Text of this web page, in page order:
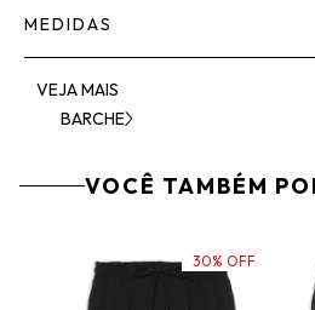
MEDIDAS
VEJA MAIS
BARCHE
VOCÊ TAMBÉM
30% OFF